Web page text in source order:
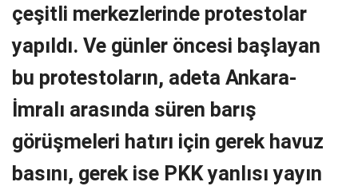
çeşitli merkezlerinde protestolar
yapıldı. Ve günler öncesi başlayan
bu protestoların, adeta Ankara-
İmralı arasında süren barış
görüşmeleri hatırı için gerek havuz
basını, gerek ise PKK yanlısı yayın